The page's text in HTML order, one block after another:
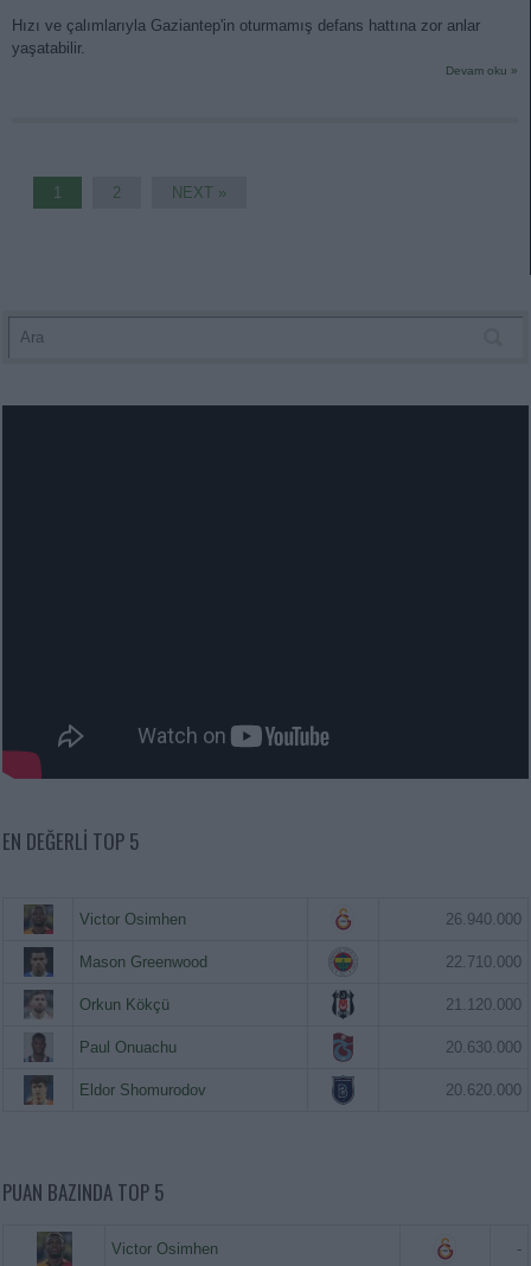
Hızı ve çalımlarıyla Gaziantep'in oturmamış defans hattına zor anlar
yaşatabilir.
Devam oku »
1 2 NEXT »
EN DEĞERLI TOP 5
Victor Osimhen 26.940.000
Mason Greenwood 22.710.000
Orkun Kökçü 21.120.000
Paul Onuachu 20.630.000
Eldor Shomurodov 20.620.000
PUAN BAZINDA TOP 5
Victor Osimhen -